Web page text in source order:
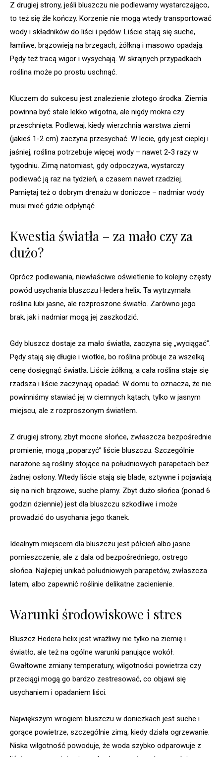
Z drugiej strony, jeśli bluszczu nie podlewamy wystarczająco,
to też się źle kończy. Korzenie nie mogą wtedy transportować
wody i składników do liści i pędów. Liście stają się suche,
łamliwe, brązowieją na brzegach, żółkną i masowo opadają.
Pędy też tracą wigor i wysychają. W skrajnych przypadkach
roślina może po prostu uschnąć.
Kluczem do sukcesu jest znalezienie złotego środka. Ziemia
powinna być stale lekko wilgotna, ale nigdy mokra czy
przeschnięta. Podlewaj, kiedy wierzchnia warstwa ziemi
(jakieś 1-2 cm) zaczyna przesychać. W lecie, gdy jest cieplej i
jaśniej, roślina potrzebuje więcej wody – nawet 2-3 razy w
tygodniu. Zimą natomiast, gdy odpoczywa, wystarczy
podlewać ją raz na tydzień, a czasem nawet rzadziej.
Pamiętaj też o dobrym drenażu w doniczce – nadmiar wody
musi mieć gdzie odpłynąć.
Kwestia światła – za mało czy za
dużo?
Oprócz podlewania, niewłaściwe oświetlenie to kolejny częsty
powód usychania bluszczu Hedera helix. Ta wytrzymała
roślina lubi jasne, ale rozproszone światło. Zarówno jego
brak, jak i nadmiar mogą jej zaszkodzić.
Gdy bluszcz dostaje za mało światła, zaczyna się „wyciągać”.
Pędy stają się długie i wiotkie, bo roślina próbuje za wszelką
cenę dosięgnąć światła. Liście żółkną, a cała roślina staje się
rzadsza i liście zaczynają opadać. W domu to oznacza, że nie
powinniśmy stawiać jej w ciemnych kątach, tylko w jasnym
miejscu, ale z rozproszonym światłem.
Z drugiej strony, zbyt mocne słońce, zwłaszcza bezpośrednie
promienie, mogą „poparzyć” liście bluszczu. Szczególnie
narażone są rośliny stojące na południowych parapetach bez
żadnej osłony. Wtedy liście stają się blade, sztywne i pojawiają
się na nich brązowe, suche plamy. Zbyt dużo słońca (ponad 6
godzin dziennie) jest dla bluszczu szkodliwe i może
prowadzić do usychania jego tkanek.
Idealnym miejscem dla bluszczu jest półcień albo jasne
pomieszczenie, ale z dala od bezpośredniego, ostrego
słońca. Najlepiej unikać południowych parapetów, zwłaszcza
latem, albo zapewnić roślinie delikatne zacienienie.
Warunki środowiskowe i stres
Bluszcz Hedera helix jest wrażliwy nie tylko na ziemię i
światło, ale też na ogólne warunki panujące wokół.
Gwałtowne zmiany temperatury, wilgotności powietrza czy
przeciągi mogą go bardzo zestresować, co objawi się
usychaniem i opadaniem liści.
Największym wrogiem bluszczu w doniczkach jest suche i
gorące powietrze, szczególnie zimą, kiedy działa ogrzewanie.
Niska wilgotność powoduje, że woda szybko odparowuje z